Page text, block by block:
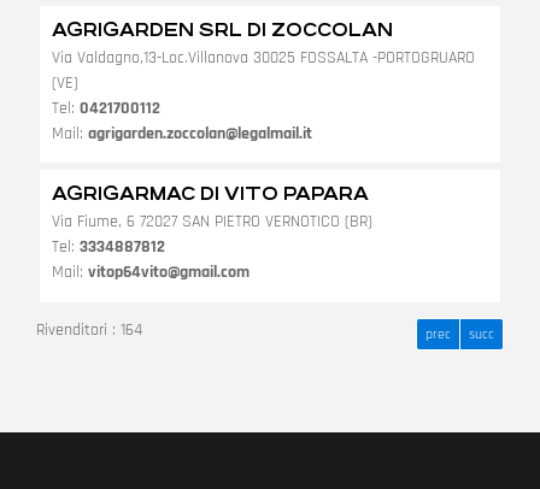
AGRIGARDEN SRL DI ZOCCOLAN
Via Valdagno,13-Loc.Villanova 30025 FOSSALTA -PORTOGRUARO
(VE)
Tel: 0421700112
Mail: agrigarden.zoccolan@legalmail.it
AGRIGARMAC DI VITO PAPARA
Via Fiume, 6 72027 SAN PIETRO VERNOTICO (BR)
Tel: 3334887812
Mail: vitop64vito@gmail.com
Rivenditori : 164 prec succ